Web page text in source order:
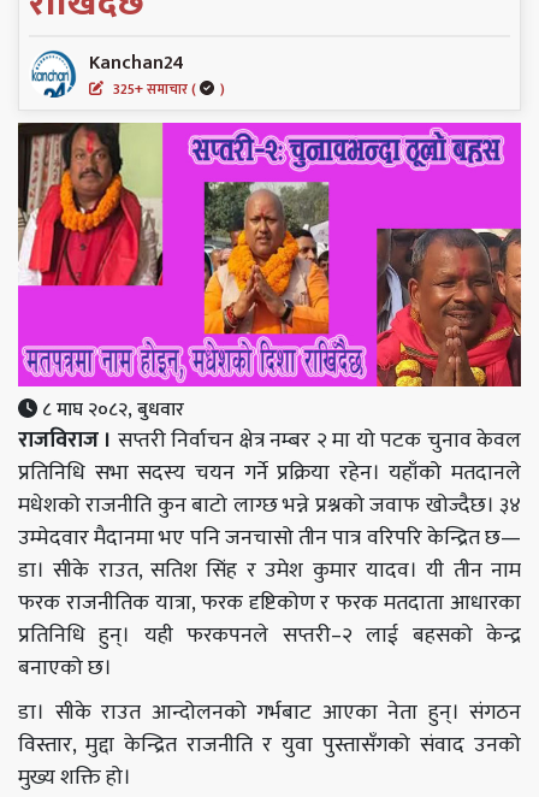
Kanchan24
325+ समाचार ( )
८ माघ २०८२, बुधवार
राजविराज । सप्तरी निर्वाचन क्षेत्र नम्बर २ मा यो पटक चुनाव केवल
प्रतिनिधि सभा सदस्य चयन गर्ने प्रक्रिया रहेन। यहाँको मतदानले
मधेशको राजनीति कुन बाटो लाग्छ भन्ने प्रश्नको जवाफ खोज्दैछ। ३४
उम्मेदवार मैदानमा भए पनि जनचासो तीन पात्र वरिपरि केन्द्रित छ—
डा। सीके राउत, सतिश सिंह र उमेश कुमार यादव। यी तीन नाम
फरक राजनीतिक यात्रा, फरक दृष्टिकोण र फरक मतदाता आधारका
प्रतिनिधि हुन्। यही फरकपनले सप्तरी–२ लाई बहसको केन्द्र
बनाएको छ।
डा। सीके राउत आन्दोलनको गर्भबाट आएका नेता हुन्। संगठन
विस्तार, मुद्दा केन्द्रित राजनीति र युवा पुस्तासँगको संवाद उनको
मुख्य शक्ति हो।